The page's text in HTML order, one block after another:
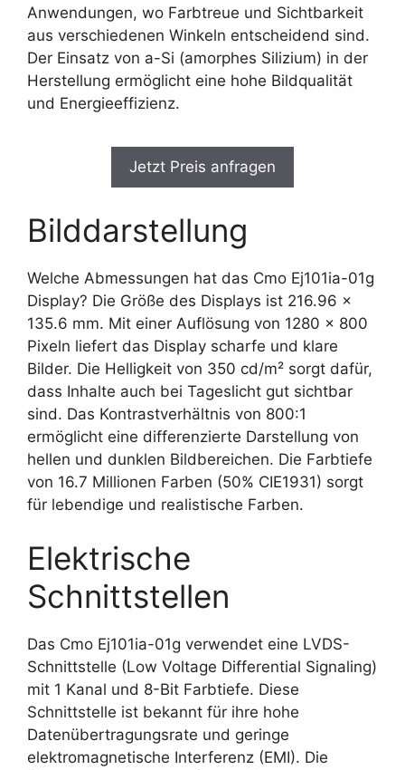
Anwendungen, wo Farbtreue und Sichtbarkeit
aus verschiedenen Winkeln entscheidend sind.
Der Einsatz von a-Si (amorphes Silizium) in der
Herstellung ermöglicht eine hohe Bildqualität
und Energieeffizienz.
Jetzt Preis anfragen
Bilddarstellung
Welche Abmessungen hat das Cmo Ej101ia-01g
Display? Die Größe des Displays ist 216.96 x
135.6 mm. Mit einer Auflösung von 1280 x 800
Pixeln liefert das Display scharfe und klare
Bilder. Die Helligkeit von 350 cd/m² sorgt dafür,
dass Inhalte auch bei Tageslicht gut sichtbar
sind. Das Kontrastverhältnis von 800:1
ermöglicht eine differenzierte Darstellung von
hellen und dunklen Bildbereichen. Die Farbtiefe
von 16.7 Millionen Farben (50% CIE1931) sorgt
für lebendige und realistische Farben.
Elektrische
Schnittstellen
Das Cmo Ej101ia-01g verwendet eine LVDS-
Schnittstelle (Low Voltage Differential Signaling)
mit 1 Kanal und 8-Bit Farbtiefe. Diese
Schnittstelle ist bekannt für ihre hohe
Datenübertragungsrate und geringe
elektromagnetische Interferenz (EMI). Die